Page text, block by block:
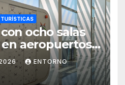
TURÍSTICAS
ocho salas
aeropuertos
2026 ENTORNO